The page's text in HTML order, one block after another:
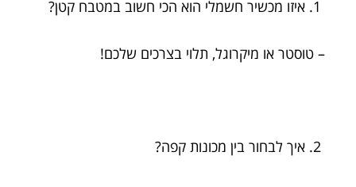
איזו מכשיר חשמלי הוא הכי חשוב במטבח קטן?
– טוסטר או מיקרוגל, תלוי בצרכים שלכם!
איך לבחור בין מכונות קפה?